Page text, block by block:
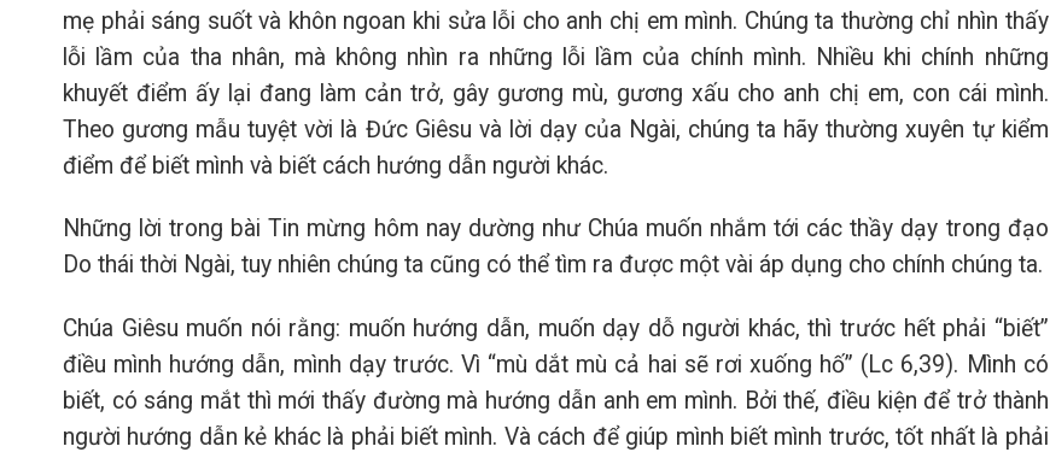
mẹ phải sáng suốt và khôn ngoan khi sửa lỗi cho anh chị em mình. Chúng ta thường chỉ nhìn thấy
lỗi lầm của tha nhân, mà không nhìn ra những lỗi lầm của chính mình. Nhiều khi chính những
khuyết điểm ấy lại đang làm cản trở, gây gương mù, gương xấu cho anh chị em, con cái mình.
Theo gương mẫu tuyệt vời là Đức Giêsu và lời dạy của Ngài, chúng ta hãy thường xuyên tự kiểm
điểm để biết mình và biết cách hướng dẫn người khác.
Những lời trong bài Tin mừng hôm nay dường như Chúa muốn nhắm tới các thầy dạy trong đạo
Do thái thời Ngài, tuy nhiên chúng ta cũng có thể tìm ra được một vài áp dụng cho chính chúng ta.
Chúa Giêsu muốn nói rằng: muốn hướng dẫn, muốn dạy dỗ người khác, thì trước hết phải “biết”
điều mình hướng dẫn, mình dạy trước. Vì “mù dắt mù cả hai sẽ rơi xuống hố” (Lc 6,39). Mình có
biết, có sáng mắt thì mới thấy đường mà hướng dẫn anh em mình. Bởi thế, điều kiện để trở thành
người hướng dẫn kẻ khác là phải biết mình. Và cách để giúp mình biết mình trước, tốt nhất là phải